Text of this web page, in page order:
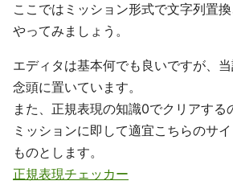
ここではミッション形式で文字列置
やってみましょう。
エディタは基本何でも良いですが、
念頭に置いています。
また、正規表現の知識0でクリアする
ミッションに即して適宜こちらのサ
ものとします。
正規表現チェッカー